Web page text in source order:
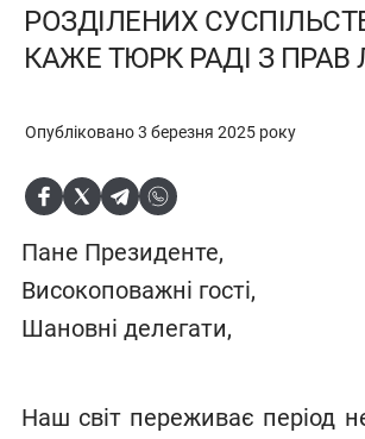
РОЗДІЛЕНИХ
КАЖЕ ТЮРК РАДІ З
Опубліковано 3 березня 2025 року
Пане Президенте,
Високоповажні гості,
Шановні делегати,
Наш світ переживає період